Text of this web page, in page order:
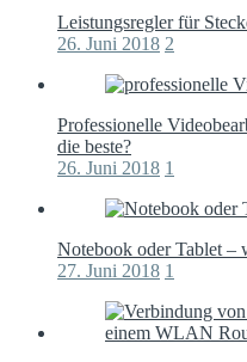
Leistungsregler für
26. Juni 2018 2
Professionelle
die beste?
26. Juni 2018 1
Notebook oder Tablet –
27. Juni 2018 1